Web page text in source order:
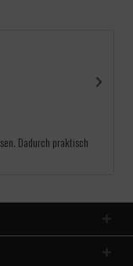
Dadurch praktisch